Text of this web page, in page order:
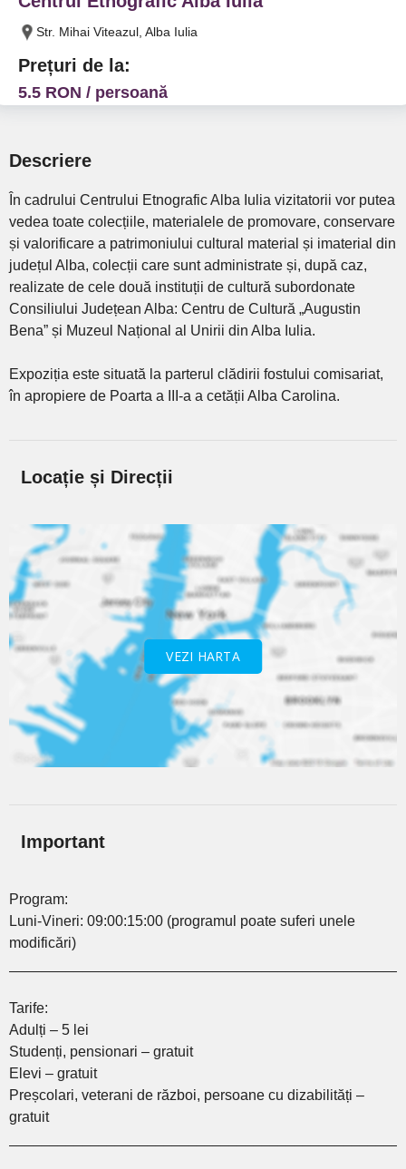
Str. Mihai Viteazul, Alba Iulia
Prețuri de la:
5.5 RON / persoană
Descriere
În cadrului Centrului Etnografic Alba Iulia vizitatorii vor putea
vedea toate colecțiile, materialele de promovare, conservare
și valorificare a patrimoniului cultural material și imaterial din
județul Alba, colecții care sunt administrate și, după caz,
realizate de cele două instituții de cultură subordonate
Consiliului Județean Alba: Centru de Cultură „Augustin
Bena” și Muzeul Național al Unirii din Alba Iulia.
Expoziția este situată la parterul clădirii fostului comisariat,
în apropiere de Poarta a III-a a cetății Alba Carolina.
Locație și Direcții
VEZI HARTA
Important
Program:
Luni-Vineri: 09:00:15:00 (programul poate suferi unele
modificări)
Tarife:
Adulți – 5 lei
Studenți, pensionari – gratuit
Elevi – gratuit
Preșcolari, veterani de război, persoane cu dizabilități –
gratuit